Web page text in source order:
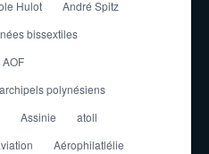
Hulot
André Spitz
bissextiles
AOF
archipels polynésiens
Assinie
atoll
Aérophilatlélie